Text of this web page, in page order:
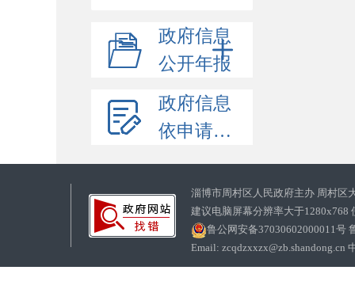
政府信息
公开年报
政府信息
依申请公开
淄博市周村区人民政府主办 周村区
建议电脑屏幕分辨率大于1280x768
鲁公网安备37030602000011号
Email: zcqdzxxzx@zb.shandong.cn